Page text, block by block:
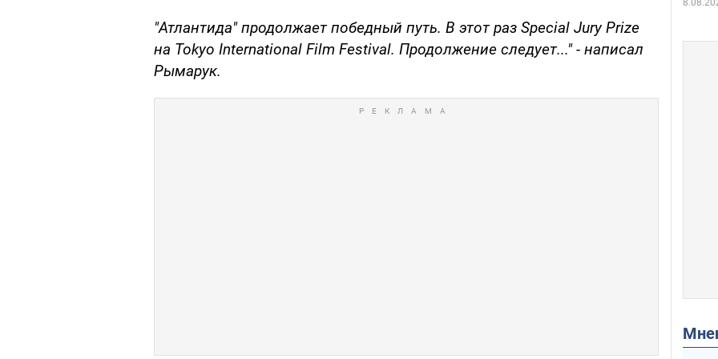
"Атлантида" продолжает победный путь. В этот раз Special Jury Prize
на Tokyo International Film Festival. Продолжение следует..." - написал
Рымарук.